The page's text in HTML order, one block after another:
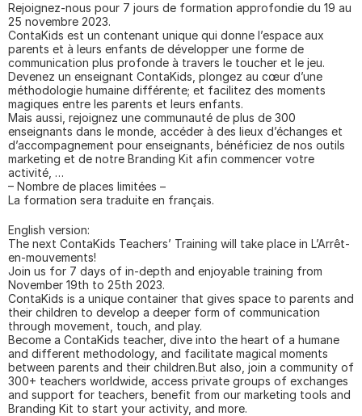
Rejoignez-nous pour 7 jours de formation approfondie du 19 au
25 novembre 2023.
ContaKids est un contenant unique qui donne l’espace aux
parents et à leurs enfants de développer une forme de
communication plus profonde à travers le toucher et le jeu.
Devenez un enseignant ContaKids, plongez au cœur d’une
méthodologie humaine différente; et facilitez des moments
magiques entre les parents et leurs enfants.
Mais aussi, rejoignez une communauté de plus de 300
enseignants dans le monde, accéder à des lieux d’échanges et
d’accompagnement pour enseignants, bénéficiez de nos outils
marketing et de notre Branding Kit afin commencer votre
activité, …
– Nombre de places limitées –
La formation sera traduite en français.
English version:
The next ContaKids Teachers’ Training will take place in L’Arrêt-
en-mouvements!
Join us for 7 days of in-depth and enjoyable training from
November 19th to 25th 2023.
ContaKids is a unique container that gives space to parents and
their children to develop a deeper form of communication
through movement, touch, and play.
Become a ContaKids teacher, dive into the heart of a humane
and different methodology, and facilitate magical moments
between parents and their children.But also, join a community of
300+ teachers worldwide, access private groups of exchanges
and support for teachers, benefit from our marketing tools and
Branding Kit to start your activity, and more.